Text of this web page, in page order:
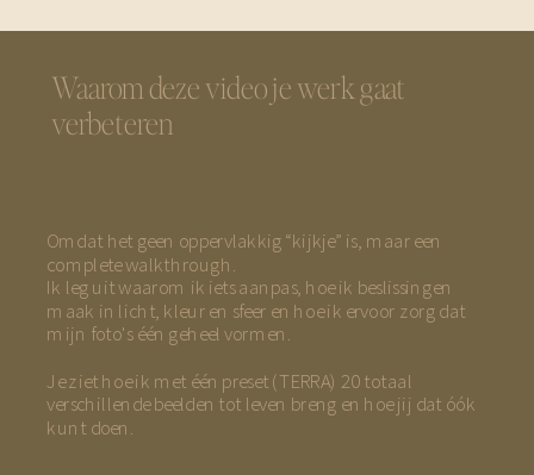
Omdat het geen oppervlakkig “kijkje” is, maar een
complete walkthrough.
Ik leg uit waarom ik iets aanpas, hoe ik beslissingen
maak in licht, kleur en sfeer en hoe ik ervoor zorg dat
mijn foto's één geheel vormen.
Je ziet hoe ik met één preset (TERRA) 20 totaal
verschillende beelden tot leven breng en hoe jij dat óók
kunt doen.
Waarom deze video je werk gaat
verbeteren